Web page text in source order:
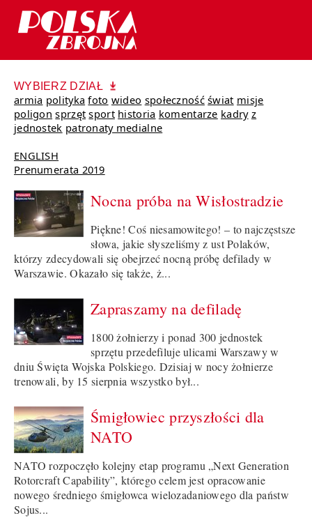
WYBIERZ DZIAŁ
armia polityka foto wideo społeczność świat misje
poligon sprzęt sport historia komentarze kadry z
jednostek patronaty medialne
ENGLISH
Prenumerata 2019
Nocna próba na Wisłostradzie
Piękne! Coś niesamowitego! – to najczęstsze
słowa, jakie słyszeliśmy z ust Polaków,
którzy zdecydowali się obejrzeć nocną próbę defilady w
Warszawie. Okazało się także, ż...
Zapraszamy na defiladę
1800 żołnierzy i ponad 300 jednostek
sprzętu przedefiluje ulicami Warszawy w
dniu Święta Wojska Polskiego. Dzisiaj w nocy żołnierze
trenowali, by 15 sierpnia wszystko był...
Śmigłowiec przyszłości dla
NATO
NATO rozpoczęło kolejny etap programu „Next Generation
Rotorcraft Capability”, którego celem jest opracowanie
nowego średniego śmigłowca wielozadaniowego dla państw
Sojus...